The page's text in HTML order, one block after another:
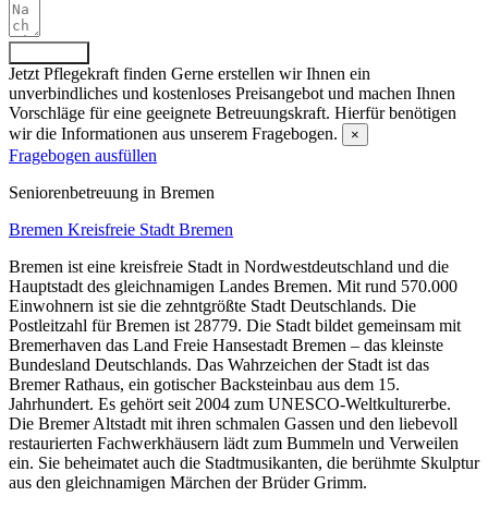
Jetzt Pflegekraft finden Gerne erstellen wir Ihnen ein
unverbindliches und kostenloses Preisangebot und machen Ihnen
Vorschläge für eine geeignete Betreuungskraft. Hierfür benötigen
wir die Informationen aus unserem Fragebogen.
×
Fragebogen ausfüllen
Senioren­betreuung in Bremen
Bremen Kreisfreie Stadt Bremen
Bremen ist eine kreisfreie Stadt in Nordwestdeutschland und die
Hauptstadt des gleichnamigen Landes Bremen. Mit rund 570.000
Einwohnern ist sie die zehntgrößte Stadt Deutschlands. Die
Postleitzahl für Bremen ist 28779. Die Stadt bildet gemeinsam mit
Bremerhaven das Land Freie Hansestadt Bremen – das kleinste
Bundesland Deutschlands. Das Wahrzeichen der Stadt ist das
Bremer Rathaus, ein gotischer Backsteinbau aus dem 15.
Jahrhundert. Es gehört seit 2004 zum UNESCO-Weltkulturerbe.
Die Bremer Altstadt mit ihren schmalen Gassen und den liebevoll
restaurierten Fachwerkhäusern lädt zum Bummeln und Verweilen
ein. Sie beheimatet auch die Stadtmusikanten, die berühmte Skulptur
aus den gleichnamigen Märchen der Brüder Grimm.